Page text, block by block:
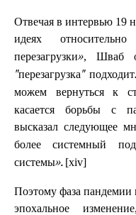
Отвечая в интервью 19
идеях
перезагрузки», Шваб
"перезагрузка"
можем вернуться к
касается борьбы с
высказал следующее
более системный
системы». [xiv]
Поэтому фаза пандемии
эпохальное